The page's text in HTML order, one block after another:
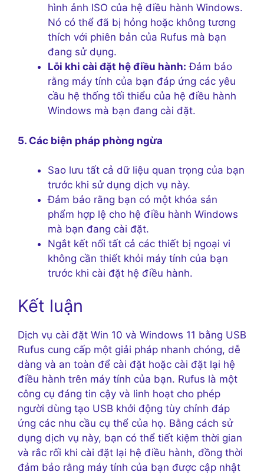
hình ảnh ISO của hệ điều hành Windows.
Nó có thể đã bị hỏng hoặc không tương
thích với phiên bản của Rufus mà bạn
đang sử dụng.
Lỗi khi cài đặt hệ điều hành: Đảm bảo
rằng máy tính của bạn đáp ứng các yêu
cầu hệ thống tối thiểu của hệ điều hành
Windows mà bạn đang cài đặt.
5. Các biện pháp phòng ngừa
Sao lưu tất cả dữ liệu quan trọng của bạn
trước khi sử dụng dịch vụ này.
Đảm bảo rằng bạn có một khóa sản
phẩm hợp lệ cho hệ điều hành Windows
mà bạn đang cài đặt.
Ngắt kết nối tất cả các thiết bị ngoại vi
không cần thiết khỏi máy tính của bạn
trước khi cài đặt hệ điều hành.
Kết luận
Dịch vụ cài đặt Win 10 và Windows 11 bằng USB
Rufus cung cấp một giải pháp nhanh chóng, dễ
dàng và an toàn để cài đặt hoặc cài đặt lại hệ
điều hành trên máy tính của bạn. Rufus là một
công cụ đáng tin cậy và linh hoạt cho phép
người dùng tạo USB khởi động tùy chỉnh đáp
ứng các nhu cầu cụ thể của họ. Bằng cách sử
dụng dịch vụ này, bạn có thể tiết kiệm thời gian
và rắc rối khi cài đặt lại hệ điều hành, đồng thời
đảm bảo rằng máy tính của bạn được cập nhật